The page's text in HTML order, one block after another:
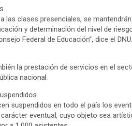
las clases presenciales, se
y determinación del nivel de
Federal de Educación”, dice el DNU.
la prestación de servicios en el
nacional.
suspendidos en todo el país los
eventual, cuyo objeto sea